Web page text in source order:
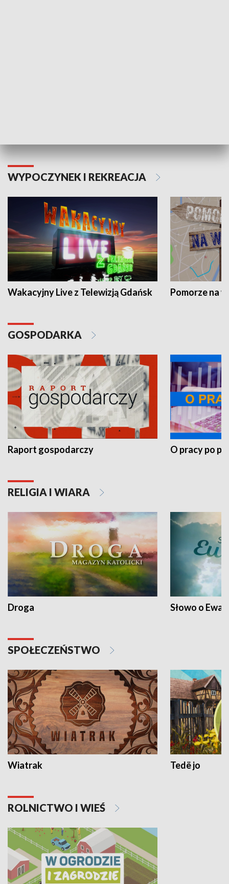
WYPOCZYNEK I REKREACJA
Wakacyjny Live z Telewizją Gdańsk Pomorze na
GOSPODARKA
Raport gospodarczy O pracy po
RELIGIA I WIARA
Droga Słowo o
SPOŁECZEŃSTWO
Wiatrak Tedë jo
ROLNICTWO I WIEŚ